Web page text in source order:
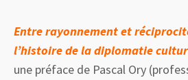
Entre rayonnement et
l’histoire de la diplomatie
une préface de Pascal Ory